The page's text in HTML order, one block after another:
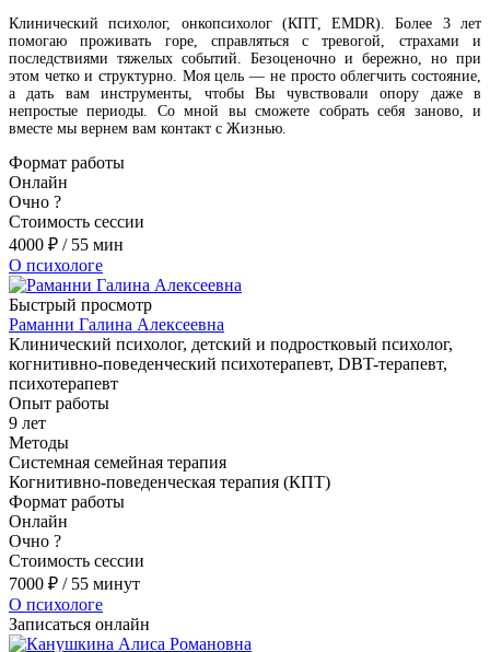
Клинический психолог, онкопсихолог (КПТ, EMDR). Более 3 лет
помогаю проживать горе, справляться с тревогой, страхами и
последствиями тяжелых событий. Безоценочно и бережно, но при
этом четко и структурно. Моя цель — не просто облегчить состояние,
а дать вам инструменты, чтобы Вы чувствовали опору даже в
непростые периоды. Со мной вы сможете собрать себя заново, и
вместе мы вернем вам контакт с Жизнью.
Формат работы
Онлайн
Очно ?
Стоимость сессии
4000 ₽ / 55 мин
О психологе
Быстрый просмотр
Раманни Галина Алексеевна
Клинический психолог, детский и подростковый психолог,
когнитивно-поведенческий психотерапевт, DBT-терапевт,
психотерапевт
Опыт работы
9 лет
Методы
Системная семейная терапия
Когнитивно-поведенческая терапия (КПТ)
Формат работы
Онлайн
Очно ?
Стоимость сессии
7000 ₽ / 55 минут
О психологе
Записаться онлайн